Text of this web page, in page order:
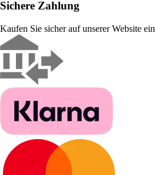
Sichere Zahlung
Kaufen Sie sicher auf unserer Website ein